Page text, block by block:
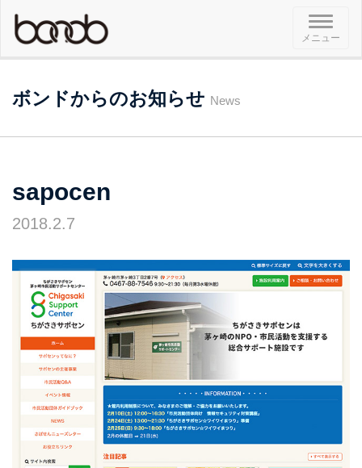
メ
ニ
ュ
メニュー
ボンドからのお知らせ News
sapocen
2018.2.7